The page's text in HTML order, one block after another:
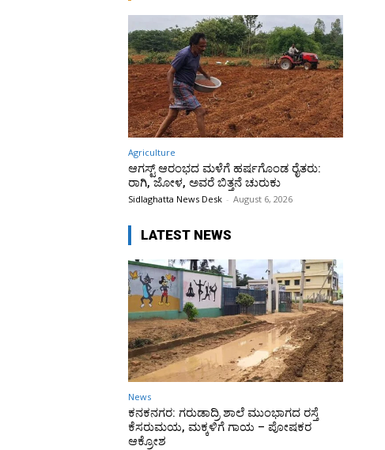
Agriculture
ಆಗಸ್ಟ್ ಆರಂಭದ ಮಳೆಗೆ ಹರ್ಷಗೊಂಡ ರೈತರು:
ರಾಗಿ, ಜೋಳ, ಅವರೆ ಬಿತ್ತನೆ ಚುರುಕು
Sidlaghatta News Desk - August 6, 2026
LATEST NEWS
News
ಕನಕನಗರ: ಗರುಡಾದ್ರಿ ಶಾಲೆ ಮುಂಭಾಗದ ರಸ್ತೆ
ಕೆಸರುಮಯ, ಮಕ್ಕಳಿಗೆ ಗಾಯ – ಪೋಷಕರ
ಆಕ್ರೋಶ